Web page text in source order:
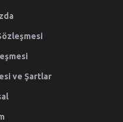
ve Şartlar